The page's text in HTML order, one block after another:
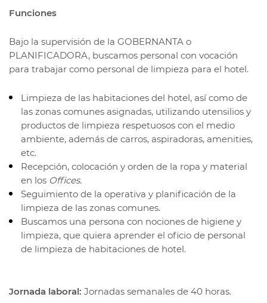
Funciones
Bajo la supervisión de la GOBERNANTA o
PLANIFICADORA, buscamos personal con vocación
para trabajar como personal de limpieza para el hotel.
Limpieza de las habitaciones del hotel, así como de
las zonas comunes asignadas, utilizando utensilios y
productos de limpieza respetuosos con el medio
ambiente, además de carros, aspiradoras, amenities,
etc.
Recepción, colocación y orden de la ropa y material
en los Offices.
Seguimiento de la operativa y planificación de la
limpieza de las zonas comunes.
Buscamos una persona con nociones de higiene y
limpieza, que quiera aprender el oficio de personal
de limpieza de habitaciones de hotel.
Jornada laboral: Jornadas semanales de 40 horas.